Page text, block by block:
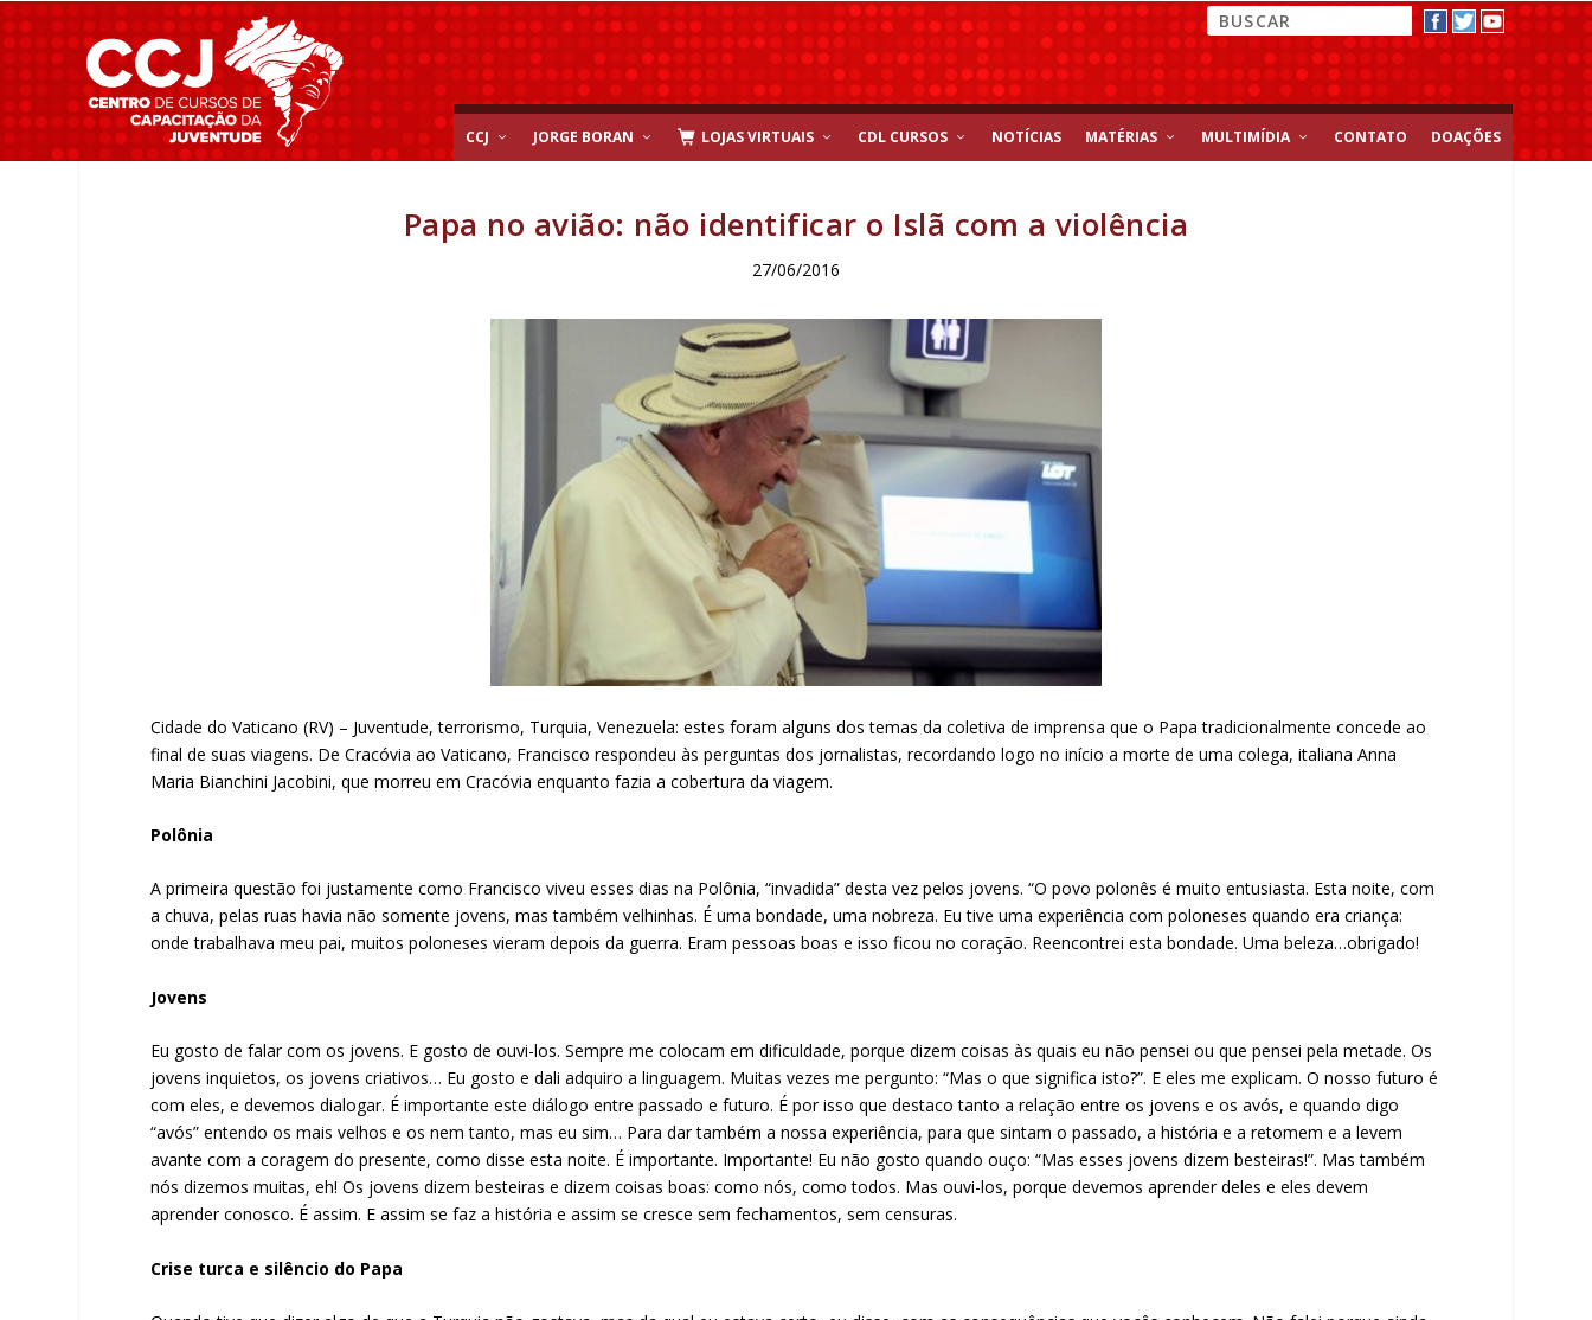
CCJ JORGE BORAN LOJAS VIRTUAIS CDL CURSOS NOTÍCIAS MATÉRIAS MULTIMÍDIA CONTATO DOAÇÕES
Papa no avião: não identificar o Islã com a violência
27/06/2016
Cidade do Vaticano (RV) – Juventude, terrorismo, Turquia, Venezuela: estes foram alguns dos temas da coletiva de imprensa que o Papa tradicionalmente concede ao
final de suas viagens. De Cracóvia ao Vaticano, Francisco respondeu às perguntas dos jornalistas, recordando logo no início a morte de uma colega, italiana Anna
Maria Bianchini Jacobini, que morreu em Cracóvia enquanto fazia a cobertura da viagem.
Polônia
A primeira questão foi justamente como Francisco viveu esses dias na Polônia, “invadida” desta vez pelos jovens. “O povo polonês é muito entusiasta. Esta noite, com
a chuva, pelas ruas havia não somente jovens, mas também velhinhas. É uma bondade, uma nobreza. Eu tive uma experiência com poloneses quando era criança:
onde trabalhava meu pai, muitos poloneses vieram depois da guerra. Eram pessoas boas e isso ficou no coração. Reencontrei esta bondade. Uma beleza…obrigado!
Jovens
Eu gosto de falar com os jovens. E gosto de ouvi-los. Sempre me colocam em dificuldade, porque dizem coisas às quais eu não pensei ou que pensei pela metade. Os
jovens inquietos, os jovens criativos… Eu gosto e dali adquiro a linguagem. Muitas vezes me pergunto: “Mas o que significa isto?”. E eles me explicam. O nosso futuro é
com eles, e devemos dialogar. É importante este diálogo entre passado e futuro. É por isso que destaco tanto a relação entre os jovens e os avós, e quando digo
“avós” entendo os mais velhos e os nem tanto, mas eu sim… Para dar também a nossa experiência, para que sintam o passado, a história e a retomem e a levem
avante com a coragem do presente, como disse esta noite. É importante. Importante! Eu não gosto quando ouço: “Mas esses jovens dizem besteiras!”. Mas também
nós dizemos muitas, eh! Os jovens dizem besteiras e dizem coisas boas: como nós, como todos. Mas ouvi-los, porque devemos aprender deles e eles devem
aprender conosco. É assim. E assim se faz a história e assim se cresce sem fechamentos, sem censuras.
Crise turca e silêncio do Papa